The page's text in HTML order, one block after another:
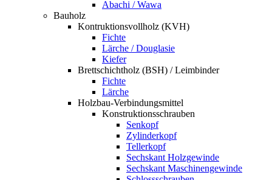
Abachi / Wawa
Bauholz
Kontruktionsvollholz (KVH)
Fichte
Lärche / Douglasie
Kiefer
Brettschichtholz (BSH) / Leimbinder
Fichte
Lärche
Holzbau-Verbindungsmittel
Konstruktionsschrauben
Senkopf
Zylinderkopf
Tellerkopf
Sechskant Holzgewinde
Sechskant Maschinengewinde